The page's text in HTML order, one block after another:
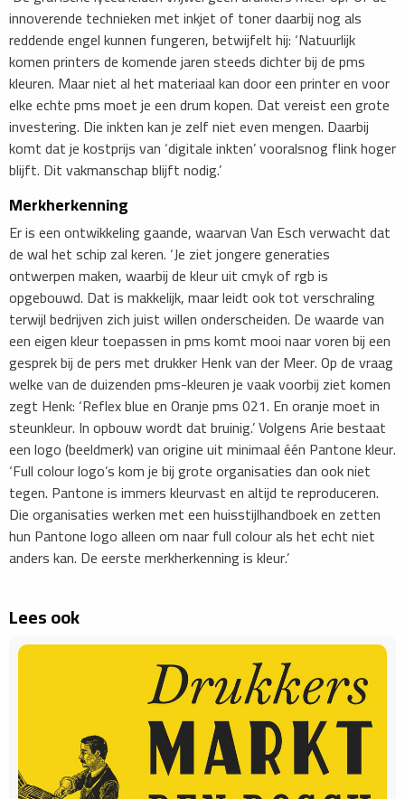
innoverende technieken met inkjet of toner daarbij nog als
reddende engel kunnen fungeren, betwijfelt hij: ‘Natuurlijk
komen printers de komende jaren steeds dichter bij de pms
kleuren. Maar niet al het materiaal kan door een printer en voor
elke echte pms moet je een drum kopen. Dat vereist een grote
investering. Die inkten kan je zelf niet even mengen. Daarbij
komt dat je kostprijs van ‘digitale inkten’ vooralsnog flink hoger
blijft. Dit vakmanschap blijft nodig.’
Merkherkenning
Er is een ontwikkeling gaande, waarvan Van Esch verwacht dat
de wal het schip zal keren. ‘Je ziet jongere generaties
ontwerpen maken, waarbij de kleur uit cmyk of rgb is
opgebouwd. Dat is makkelijk, maar leidt ook tot verschraling
terwijl bedrijven zich juist willen onderscheiden. De waarde van
een eigen kleur toepassen in pms komt mooi naar voren bij een
gesprek bij de pers met drukker Henk van der Meer. Op de vraag
welke van de duizenden pms-kleuren je vaak voorbij ziet komen
zegt Henk: ‘Reflex blue en Oranje pms 021. En oranje moet in
steunkleur. In opbouw wordt dat bruinig.’ Volgens Arie bestaat
een logo (beeldmerk) van origine uit minimaal één Pantone kleur.
‘Full colour logo’s kom je bij grote organisaties dan ook niet
tegen. Pantone is immers kleurvast en altijd te reproduceren.
Die organisaties werken met een huisstijlhandboek en zetten
hun Pantone logo alleen om naar full colour als het echt niet
anders kan. De eerste merkherkenning is kleur.’
Lees ook